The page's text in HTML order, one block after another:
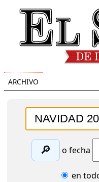
ARCHIVO
🔎 o fecha
en